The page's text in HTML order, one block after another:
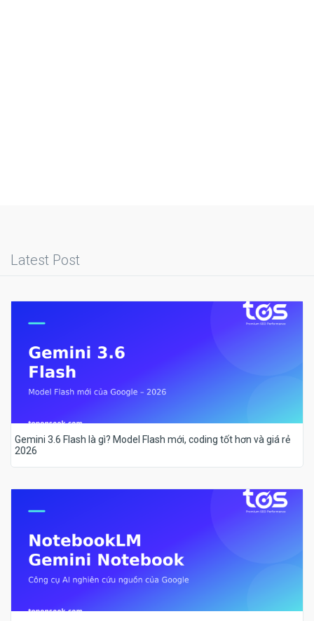
Latest Post
Gemini 3.6 Flash là gì? Model Flash mới, coding tốt hơn và giá rẻ
2026